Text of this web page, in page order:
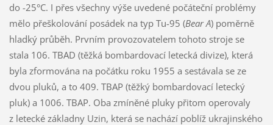
do -25°C. I přes všechny výše uvedené počáteční problémy
mělo přeškolování posádek na typ Tu-95 (Bear A) poměrně
hladký průběh. Prvním provozovatelem tohoto stroje se
stala 106. TBAD (těžká bombardovací letecká divize), která
byla zformována na počátku roku 1955 a sestávala se ze
dvou pluků, a to 409. TBAP (těžký bombardovací letecký
pluk) a 1006. TBAP. Oba zmíněné pluky přitom operovaly
z letecké základny Uzin, která se nachází poblíž ukrajinského